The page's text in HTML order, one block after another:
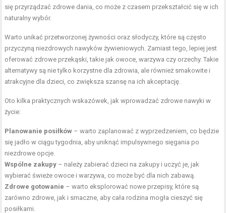
się przyrządzać zdrowe dania, co może z czasem przekształcić się w ich
naturalny wybór.
Warto unikać przetworzonej żywności oraz słodyczy, które są często
przyczyną niezdrowych nawyków żywieniowych. Zamiast tego, lepiej jest
oferować zdrowe przekąski, takie jak owoce, warzywa czy orzechy. Takie
alternatywy są nie tylko korzystne dla zdrowia, ale również smakowite i
atrakcyjne dla dzieci, co zwiększa szansę na ich akceptację.
Oto kilka praktycznych wskazówek, jak wprowadzać zdrowe nawyki w
życie:
Planowanie posiłków – warto zaplanować z wyprzedzeniem, co będzie
się jadło w ciągu tygodnia, aby uniknąć impulsywnego sięgania po
niezdrowe opcje.
Wspólne zakupy – należy zabierać dzieci na zakupy i uczyć je, jak
wybierać świeże owoce i warzywa, co może być dla nich zabawą.
Zdrowe gotowanie – warto eksplorować nowe przepisy, które są
zarówno zdrowe, jak i smaczne, aby cała rodzina mogła cieszyć się
posiłkami.